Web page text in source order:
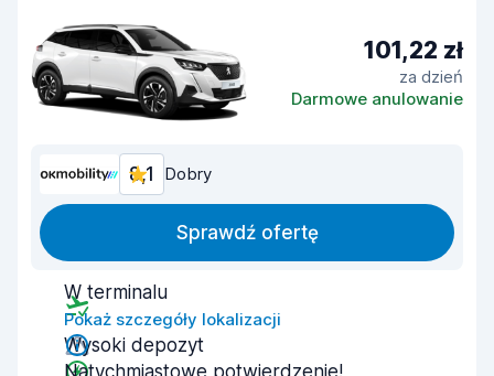
101,22 zł
za dzień
Darmowe anulowanie
8,1 Dobry
Sprawdź ofertę
W terminalu
Pokaż szczegóły lokalizacji
Wysoki depozyt
Natychmiastowe potwierdzenie!